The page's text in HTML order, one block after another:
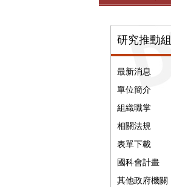
研究推動組
最新消息
單位簡介
組織職掌
相關法規
表單下載
國科會計畫
其他政府機關